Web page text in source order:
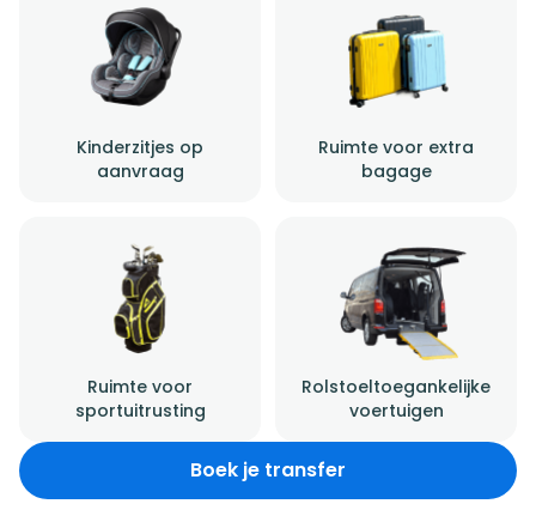
Kinderzitjes op
aanvraag
Ruimte voor extra
bagage
Ruimte voor
sportuitrusting
Rolstoeltoegankelijke
voertuigen
Boek je transfer